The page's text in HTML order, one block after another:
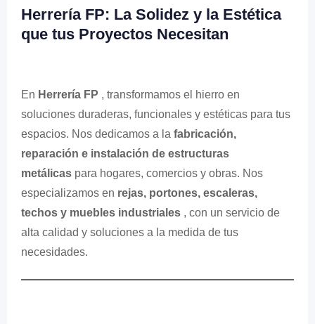
Herrería FP: La Solidez y la Estética
que tus Proyectos Necesitan
En Herrería FP , transformamos el hierro en
soluciones duraderas, funcionales y estéticas para tus
espacios. Nos dedicamos a la fabricación,
reparación e instalación de estructuras
metálicas para hogares, comercios y obras. Nos
especializamos en rejas, portones, escaleras,
techos y muebles industriales , con un servicio de
alta calidad y soluciones a la medida de tus
necesidades.